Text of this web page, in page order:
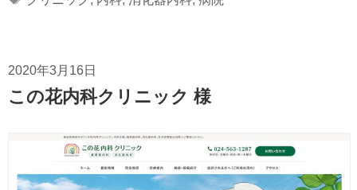
2020年3月16日
この花内科クリニック 様